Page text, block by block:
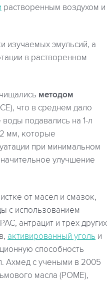
растворенным воздухом и
изучаемых эмульсий, а
в растворенном
методом
что в среднем дало
подавались на 1-л
мм, которые
при минимальном
улучшение
от масел и смазок,
с использованием
антрацит и трех других
активированный уголь и
способность
Ахмед с учеными в 2005
масла (POME),